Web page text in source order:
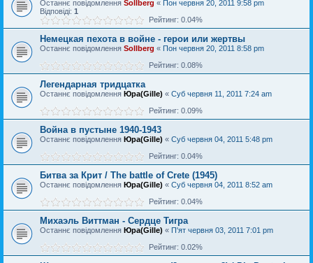
Останнє повідомлення Sollberg « Пон червня 20, 2011 9:58 pm
Відповіді: 1
Рейтинг: 0.04%
Немецкая пехота в войне - герои или жертвы
Останнє повідомлення Sollberg « Пон червня 20, 2011 8:58 pm
Рейтинг: 0.08%
Легендарная тридцатка
Останнє повідомлення Юра(Gille) « Суб червня 11, 2011 7:24 am
Рейтинг: 0.09%
Война в пустыне 1940-1943
Останнє повідомлення Юра(Gille) « Суб червня 04, 2011 5:48 pm
Рейтинг: 0.04%
Битва за Крит / The battle of Crete (1945)
Останнє повідомлення Юра(Gille) « Суб червня 04, 2011 8:52 am
Рейтинг: 0.04%
Михаэль Виттман - Сердце Тигра
Останнє повідомлення Юра(Gille) « П'ят червня 03, 2011 7:01 pm
Рейтинг: 0.02%